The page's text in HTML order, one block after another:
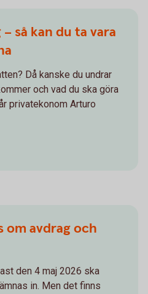
så kan du ta vara
Då kanske du undrar
och vad du ska göra
privatekonom Arturo
om avdrag och
den 4 maj 2026 ska
in. Men det finns